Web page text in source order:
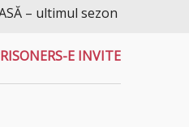
– ultimul sezon te aduce la
E INVITE